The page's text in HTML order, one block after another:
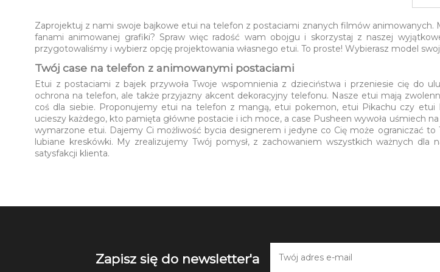
Zaprojektuj z nami swoje bajkowe etui na telefon z postaciami znanych filmów
fanami animowanej grafiki? Spraw więc radość wam obojgu i skorzystaj z naszej
przygotowaliśmy i wybierz opcję projektowania własnego etui. To proste! Wybierasz model
Twój case na telefon z animowanymi postaciami
Etui z postaciami z bajek przywoła Twoje wspomnienia z dzieciństwa i przeniesie cię do
ochrona na telefon, ale także przyjazny akcent dekoracyjny telefonu. Nasze etui mają
coś dla siebie. Proponujemy etui na telefon z mangą, etui pokemon, etui Pikachu czy
ucieszy każdego, kto pamięta główne postacie i ich moce, a case Pusheen wywoła uśmiech
wymarzone etui. Dajemy Ci możliwość bycia designerem i jedyne co Cię może ograniczać
lubiane kreskówki. My zrealizujemy Twój pomysł, z zachowaniem wszystkich ważnych
satysfakcji klienta.
Zapisz się do newsletter'a